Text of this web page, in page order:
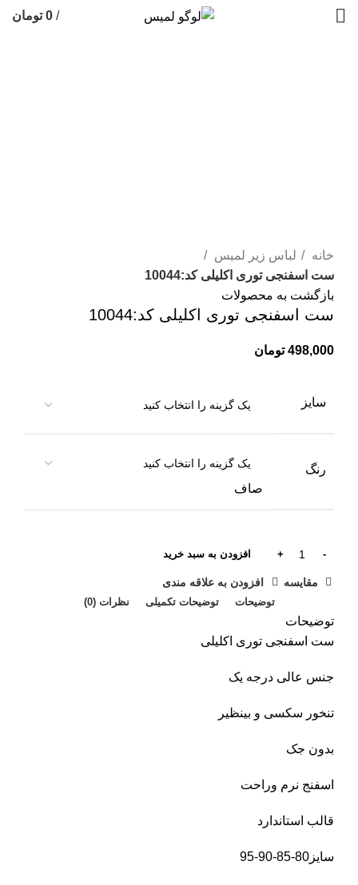
/
0 تومان
خانه
لباس زیر لمیس
ست اسفنجی توری اکلیلی کد:10044
بازگشت به محصولات
ست اسفنجی توری اکلیلی کد:10044
498,000 تومان
سایز
رنگ
صاف
افزودن به سبد خرید
مقایسه افزودن به علاقه مندی
توضیحات توضیحات تکمیلی نظرات (0)
توضیحات
ست اسفنجی توری اکلیلی
جنس عالی درجه یک
تنخور سکسی و بینظیر
بدون جک
اسفنج نرم وراحت
قالب استاندارد
سایز80-85-90-95